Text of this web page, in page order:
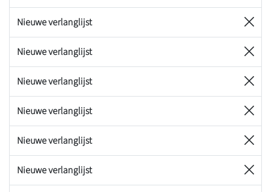
Nieuwe verlanglijst
Nieuwe verlanglijst
Nieuwe verlanglijst
Nieuwe verlanglijst
Nieuwe verlanglijst
Nieuwe verlanglijst